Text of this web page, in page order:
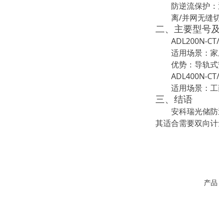
防逆流保护
离/并网无缝
二、主要型号
ADL200N-
适用场景：
优势：导轨
ADL400N-
适用场景：
三、结语
安科瑞光储
其适合需要双向
产品